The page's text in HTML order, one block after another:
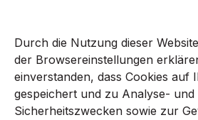
Durch die Nutzung dieser
der Browsereinstellungen
einverstanden, dass Cookies auf
gespeichert und zu Analyse- und
Sicherheitszwecken sowie zur